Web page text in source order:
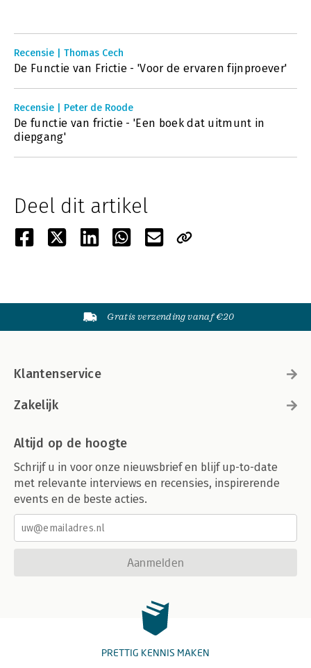
Recensie | Thomas Cech
De Functie van Frictie - 'Voor de ervaren fijnproever'
Recensie | Peter de Roode
De functie van frictie - 'Een boek dat uitmunt in
diepgang'
Deel dit artikel
Gratis verzending vanaf €20
Klantenservice
Zakelijk
Altijd op de hoogte
Schrijf u in voor onze nieuwsbrief en blijf up-to-date
met relevante interviews en recensies, inspirerende
events en de beste acties.
Aanmelden
PRETTIG KENNIS MAKEN